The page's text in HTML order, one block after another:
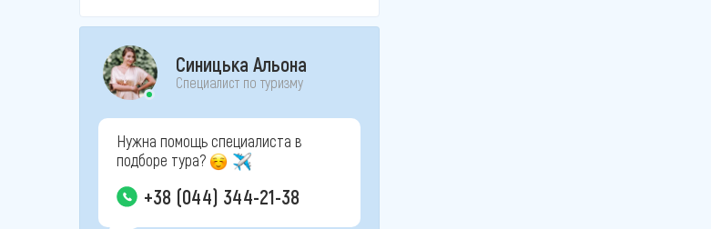
Синицька Альона
Специалист по туризму
Нужна помощь специалиста в
подборе тура?
+38 (044) 344-21-38